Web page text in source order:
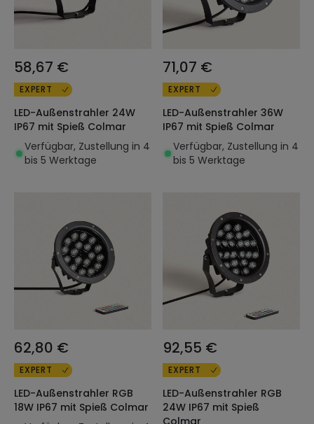
58,67 €
EXPERT
LED-Außenstrahler 24W
IP67 mit Spieß Colmar
Verfügbar, Zustellung in 4
bis 5 Werktage
71,07 €
EXPERT
LED-Außenstrahler 36W
IP67 mit Spieß Colmar
Verfügbar, Zustellung in 4
bis 5 Werktage
62,80 €
EXPERT
LED-Außenstrahler RGB
18W IP67 mit Spieß Colmar
92,55 €
EXPERT
LED-Außenstrahler RGB
24W IP67 mit Spieß